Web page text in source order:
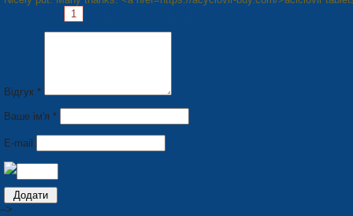
1
Відгук *
Ваше ім'я *
E-mail
-->